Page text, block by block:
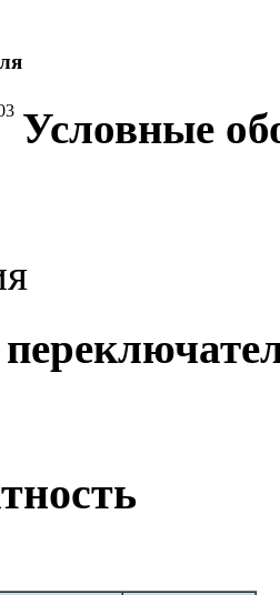
Условные